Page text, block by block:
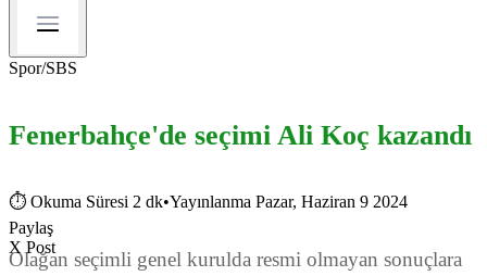
Spor/SBS
Fenerbahçe'de seçimi Ali Koç kazandı
⏱ Okuma Süresi 2 dk•Yayınlanma Pazar, Haziran 9 2024
Paylaş
X Post
Olağan seçimli genel kurulda resmi olmayan sonuçlara